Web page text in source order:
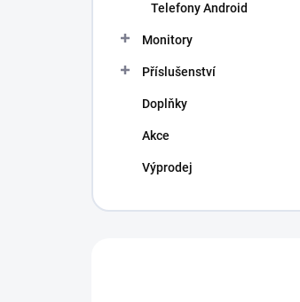
Telefony Android
Monitory
Příslušenství
Doplňky
Akce
Výprodej